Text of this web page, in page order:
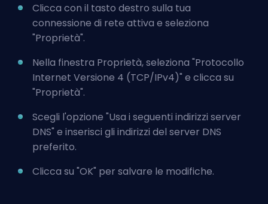
Clicca con il tasto destro sulla tua
connessione di rete attiva e seleziona
"Proprietà".
Nella finestra Proprietà, seleziona "Protocollo
Internet Versione 4 (TCP/IPv4)" e clicca su
"Proprietà".
Scegli l'opzione "Usa i seguenti indirizzi server
DNS" e inserisci gli indirizzi del server DNS
preferito.
Clicca su "OK" per salvare le modifiche.